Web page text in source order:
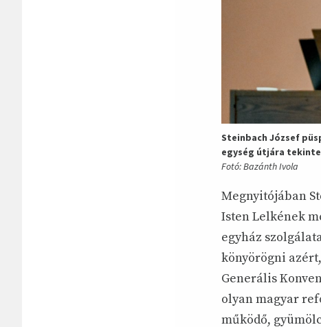
Steinbach József
egység útjára
Fotó: Bazánth Ivola
Megnyitójában
Isten Lelkének
egyház
könyörögni
Generális
olyan magyar
működő,